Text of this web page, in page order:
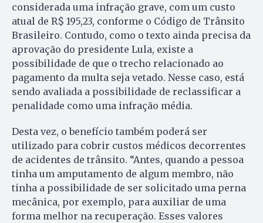
considerada uma infração grave, com um custo
atual de R$ 195,23, conforme o Código de Trânsito
Brasileiro. Contudo, como o texto ainda precisa da
aprovação do presidente Lula, existe a
possibilidade de que o trecho relacionado ao
pagamento da multa seja vetado. Nesse caso, está
sendo avaliada a possibilidade de reclassificar a
penalidade como uma infração média.
Desta vez, o benefício também poderá ser
utilizado para cobrir custos médicos decorrentes
de acidentes de trânsito. “Antes, quando a pessoa
tinha um amputamento de algum membro, não
tinha a possibilidade de ser solicitado uma perna
mecânica, por exemplo, para auxiliar de uma
forma melhor na recuperação. Esses valores